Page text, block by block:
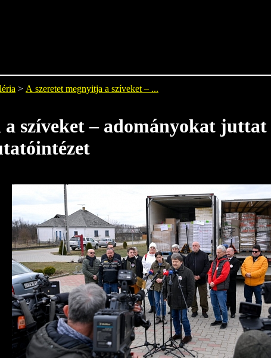
> A szeretet megnyitja a szíveket – ...
a szíveket – adományokat